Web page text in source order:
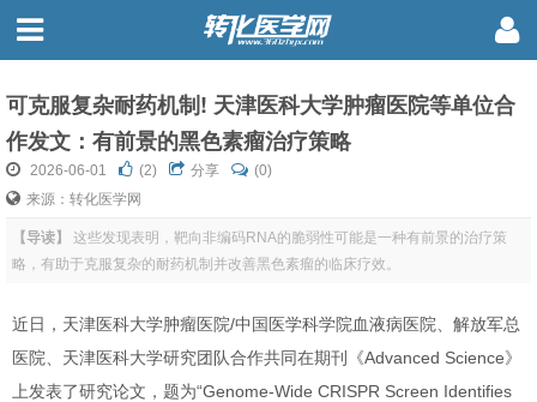
可克服复杂耐药机制! 天津医科大学肿瘤医院等单位合
作发文：有前景的黑色素瘤治疗策略
2026-06-01 (2) 分享
(0)
来源：转化医学网
【导读】
这些发现表明，靶向非编码RNA的脆弱性可能是一种有前景的治疗策
略，有助于克服复杂的耐药机制并改善黑色素瘤的临床疗效。
近日，天津医科大学肿瘤医院/中国医学科学院血液病医院、解放军总
医院、天津医科大学研究团队合作共同在期刊《Advanced Science》
上发表了研究论文，题为“Genome-Wide CRISPR Screen Identifies